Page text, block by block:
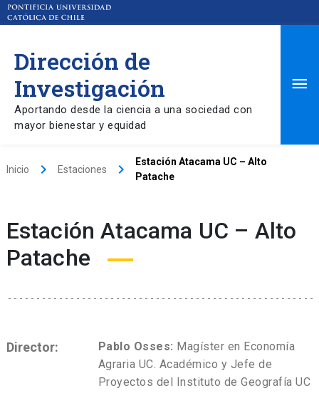
Dirección de
Investigación
Aportando desde la ciencia a una sociedad con
mayor bienestar y equidad
Inicio keyboard_arrow_right Estaciones keyboard_arrow_right
Estación Atacama UC – Alto
Patache
Estación Atacama UC – Alto
Patache
Director: Pablo Osses: Magíster en Economía
Agraria UC. Académico y Jefe de
Proyectos del Instituto de Geografía UC